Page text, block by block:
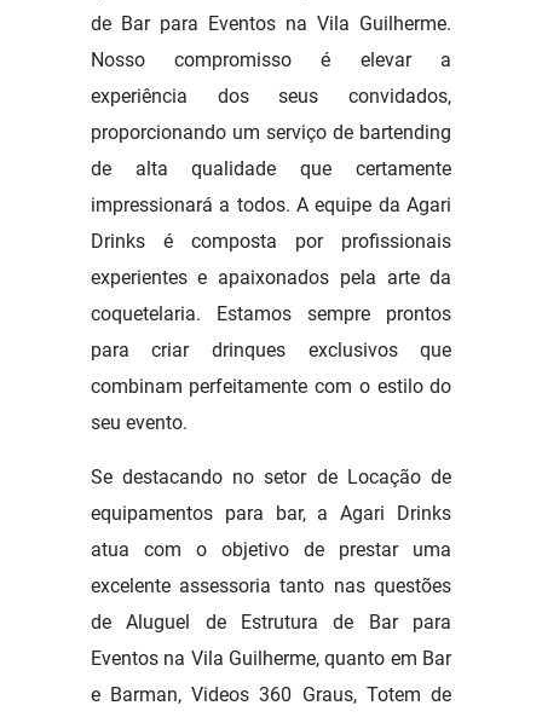
de Bar para Eventos na Vila Guilherme.
Nosso compromisso é elevar a
experiência dos seus convidados,
proporcionando um serviço de bartending
de alta qualidade que certamente
impressionará a todos. A equipe da Agari
Drinks é composta por profissionais
experientes e apaixonados pela arte da
coquetelaria. Estamos sempre prontos
para criar drinques exclusivos que
combinam perfeitamente com o estilo do
seu evento.
Se destacando no setor de Locação de
equipamentos para bar, a Agari Drinks
atua com o objetivo de prestar uma
excelente assessoria tanto nas questões
de Aluguel de Estrutura de Bar para
Eventos na Vila Guilherme, quanto em Bar
e Barman, Videos 360 Graus, Totem de